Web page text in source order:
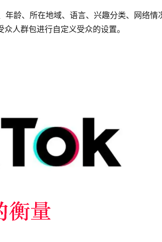
龄、所在地域、语言、兴趣分类、网络情
人群包进行自定义受众的设置。